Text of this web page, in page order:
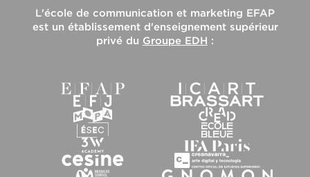
L'école de communication et marketing EFAP
est un établissement d'enseignement supérieur
privé du Groupe EDH :